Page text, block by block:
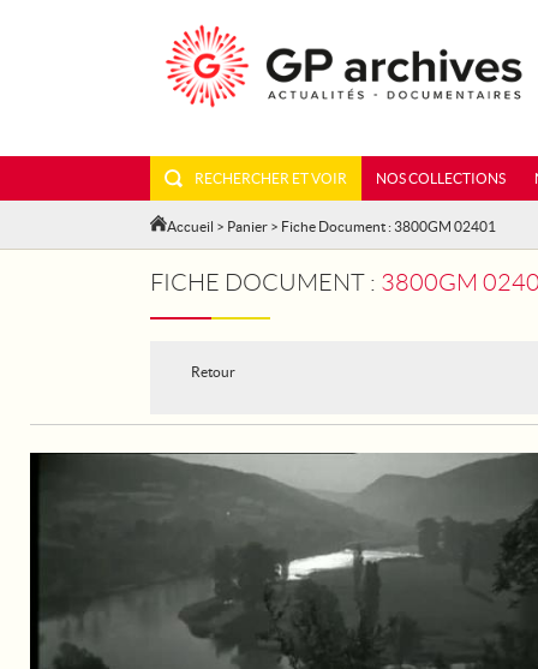
RECHERCHER ET VOIR NOS COLLECTIONS
Accueil > Panier > Fiche Document : 3800GM 02401
FICHE DOCUMENT : 3800GM
Retour